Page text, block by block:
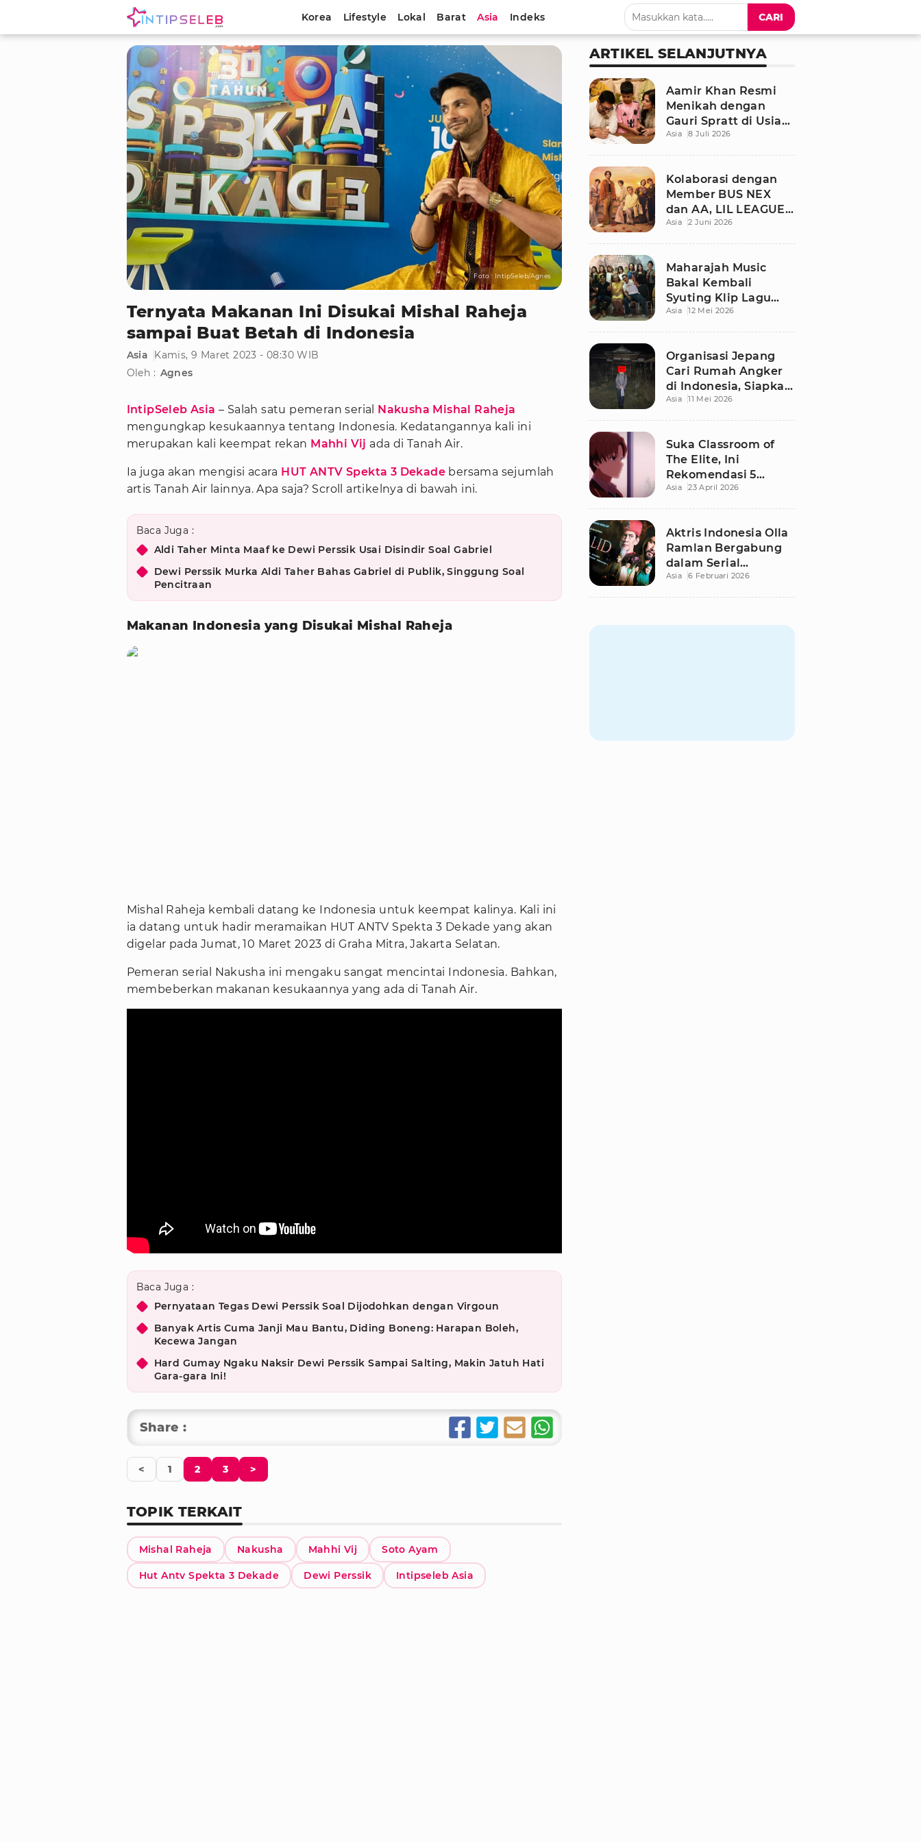
Korea Lifestyle Lokal Barat Asia Indeks CARI
Foto : IntipSeleb/Agnes
Ternyata Makanan Ini Disukai Mishal Raheja
sampai Buat Betah di Indonesia
Asia
Kamis, 9 Maret 2023 - 08:30 WIB
Oleh : Agnes
IntipSeleb Asia – Salah satu pemeran serial Nakusha Mishal Raheja
mengungkap kesukaannya tentang Indonesia. Kedatangannya kali ini
merupakan kali keempat rekan Mahhi Vij ada di Tanah Air.
Ia juga akan mengisi acara HUT ANTV Spekta 3 Dekadebersama sejumlah
artis Tanah Air lainnya. Apa saja? Scroll artikelnya di bawah ini.
Baca Juga :
Aldi Taher Minta Maaf ke Dewi Perssik Usai Disindir Soal Gabriel
Dewi Perssik Murka Aldi Taher Bahas Gabriel di Publik, Singgung Soal
Pencitraan
Makanan Indonesia yang Disukai Mishal Raheja
Mishal Raheja kembali datang ke Indonesia untuk keempat kalinya. Kali ini
ia datang untuk hadir meramaikan HUT ANTV Spekta 3 Dekade yang akan
digelar pada Jumat, 10 Maret 2023 di Graha Mitra, Jakarta Selatan.
Pemeran serial Nakusha ini mengaku sangat mencintai Indonesia. Bahkan,
membeberkan makanan kesukaannya yang ada di Tanah Air.
Baca Juga :
Pernyataan Tegas Dewi Perssik Soal Dijodohkan dengan Virgoun
Banyak Artis Cuma Janji Mau Bantu, Diding Boneng: Harapan Boleh,
Kecewa Jangan
Hard Gumay Ngaku Naksir Dewi Perssik Sampai Salting, Makin Jatuh Hati
Gara-gara Ini!
Share :
< 1 2 3 >
TOPIK TERKAIT
Mishal Raheja Nakusha Mahhi Vij Soto Ayam
Hut Antv Spekta 3 Dekade Dewi Perssik Intipseleb Asia
ARTIKEL SELANJUTNYA
Aamir Khan Resmi
Menikah dengan
Gauri Spratt di Usia
61 Tahun, Momen
Asia 8 Juli 2026
Kolaborasi dengan
Member BUS NEX
dan AA, LIL LEAGUE
Rilis Single Musim
Asia 2 Juni 2026
Maharajah Music
Bakal Kembali
Syuting Klip Lagu
Terbaru di Bali
Asia 12 Mei 2026
Organisasi Jepang
Cari Rumah Angker
di Indonesia, Siapkan
Imbalan Rp50 Juta
Asia 11 Mei 2026
Suka Classroom of
The Elite, Ini
Rekomendasi 5
Anime yang Wajib
Asia 23 April 2026
Aktris Indonesia Olla
Ramlan Bergabung
dalam Serial
Malaysia 'Walid', Apa
Asia 6 Februari 2026